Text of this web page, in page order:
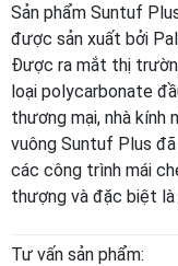
Sản phẩm Suntuf
được sản xuất bởi
Được ra mắt thị
loại polycarbonate
thương mại, nhà kính
vuông Suntuf Plus
các công trình mái
thượng và đặc biệt là
Tư vấn sản phẩm: